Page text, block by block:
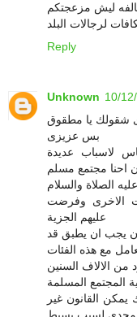
ليش مزعجتكم
لرجالات البلد
Reply
Unknown 10/
شقولك يا مطقوق
بس عزيزى
لاسباب عديدة
احنا مجتمع مسلم
الصلاة والسلام
الاخرى وفرضت
عليهم الجزية
يجب ان يطبق قد
مع هذه الفئات
من الالاف السنين
المجتمع المسلمة
القانون غير